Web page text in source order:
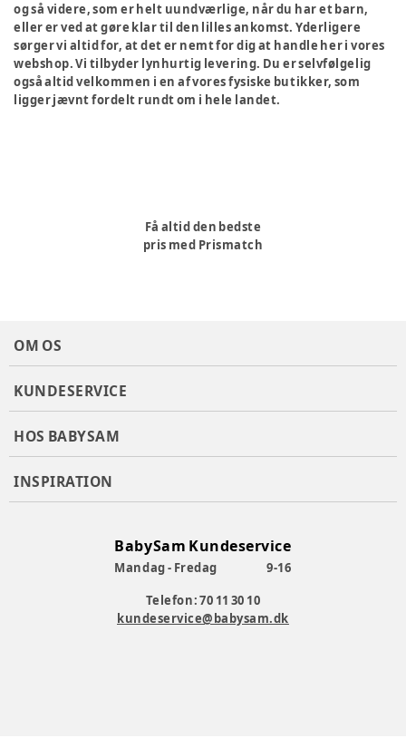
og så videre, som er helt uundværlige, når du har et barn,
eller er ved at gøre klar til den lilles ankomst. Yderligere
sørger vi altid for, at det er nemt for dig at handle her i vores
webshop. Vi tilbyder lynhurtig levering. Du er selvfølgelig
også altid velkommen i en af vores fysiske butikker, som
ligger jævnt fordelt rundt om i hele landet.
Få altid den bedste
pris med Prismatch
OM OS
KUNDESERVICE
HOS BABYSAM
INSPIRATION
BabySam Kundeservice
Mandag - Fredag
9-16
Telefon: 70 11 30 10
kundeservice@babysam.dk